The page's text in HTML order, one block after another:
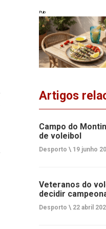
Pub
Artigos
Campo do
de voleibol
Desporto \ 19 junho
Veteranos do
decidir
Desporto \ 22 abril